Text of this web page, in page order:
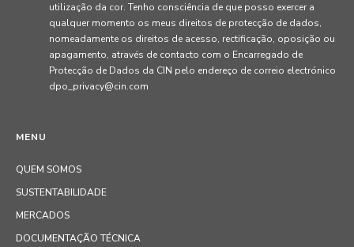
MENU
QUEM SOMOS
SUSTENTABILIDADE
MERCADOS
DOCUMENTAÇÃO TÉCNICA
utilização da cor. Tenho consciência de que posso exercer a
qualquer momento os meus direitos de protecção de dados,
nomeadamente os direitos de acesso, rectificação, oposição ou
apagamento, através de contacto com o Encarregado de
Protecção de Dados da CIN pelo endereço de correio electrónico
dpo_privacy@cin.com